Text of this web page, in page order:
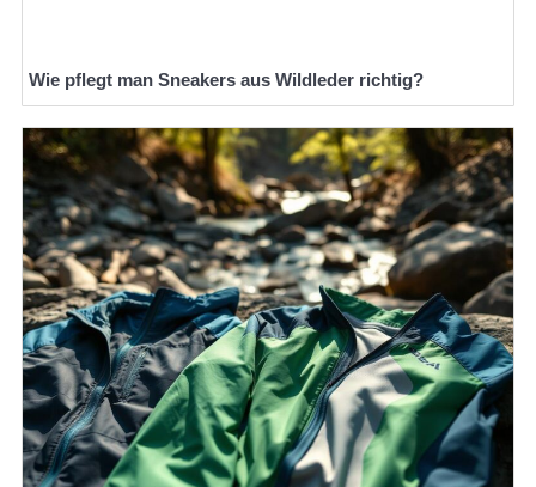
Wie pflegt man Sneakers aus Wildleder richtig?